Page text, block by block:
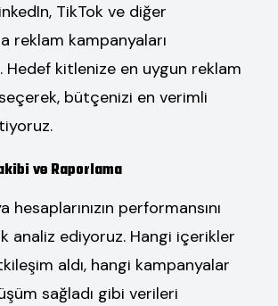
TikTok ve diğer
reklam kampanyaları
Hedef kitlenize en uygun reklam
bütçenizi en verimli
ve Raporlama
hesaplarınızın performansını
analiz ediyoruz. Hangi içerikler
aldı, hangi kampanyalar
sağladı gibi verileri